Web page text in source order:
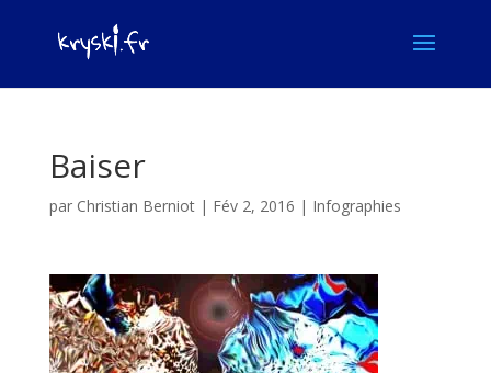
Baiser
par Christian Berniot| Fév 2, 2016 | Infographies